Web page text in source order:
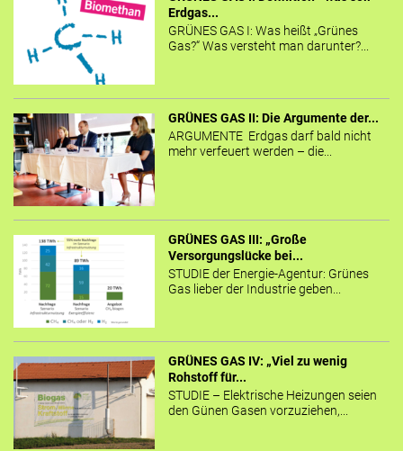
Erdgas...
GRÜNES GAS I: Was heißt „Grünes
Gas?“ Was versteht man darunter?...
GRÜNES GAS II: Die Argumente der...
ARGUMENTE Erdgas darf bald nicht
mehr verfeuert werden – die...
GRÜNES GAS III: „Große
Versorgungslücke bei...
STUDIE der Energie-Agentur: Grünes
Gas lieber der Industrie geben...
GRÜNES GAS IV: „Viel zu wenig
Rohstoff für...
STUDIE – Elektrische Heizungen seien
den Günen Gasen vorzuziehen,...